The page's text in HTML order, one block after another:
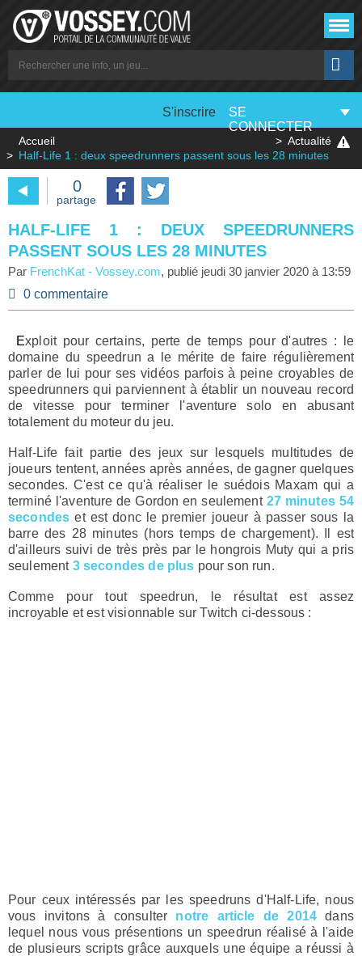
S'inscrire
SE
CONNECTER
Accueil
Actualité
Half-Life 1 : deux speedrunners passent sous les 28 minutes
0
partage
HALF-LIFE 1 : DEUX SPEEDRUNNERS
PASSENT SOUS LES 28 MINUTES
Par FrenchKat - Vossey.com, publié jeudi 30 janvier 2020 à 13:59
0 commentaire
Exploit pour certains, perte de temps pour d'autres : le
domaine du speedrun a le mérite de faire régulièrement
parler de lui pour ses vidéos parfois à peine croyables de
speedrunners qui parviennent à établir un nouveau record
de vitesse pour terminer l'aventure solo en abusant
totalement du moteur du jeu.
Half-Life fait partie des jeux sur lesquels multitudes de
joueurs tentent, années après années, de gagner quelques
secondes. C'est ce qu'à réaliser le suédois Maxam qui a
terminé l'aventure de Gordon en seulement 27 minutes 54
secondes et est donc le premier joueur à passer sous la
barre des 28 minutes (hors temps de chargement). Il est
d'ailleurs suivi de très près par le hongrois Muty qui a pris
seulement 3 secondes de plus pour son run.
Comme pour tout speedrun, le résultat est assez
incroyable et est visionnable sur Twitch ci-dessous :
Pour ceux intéressés par les speedruns d'Half-Life, nous
vous invitons à consulter notre article de 2014 dans
lequel nous vous présentions un speedrun réalisé à l'aide
de plusieurs scripts grâce auxquels une équipe a réussi à